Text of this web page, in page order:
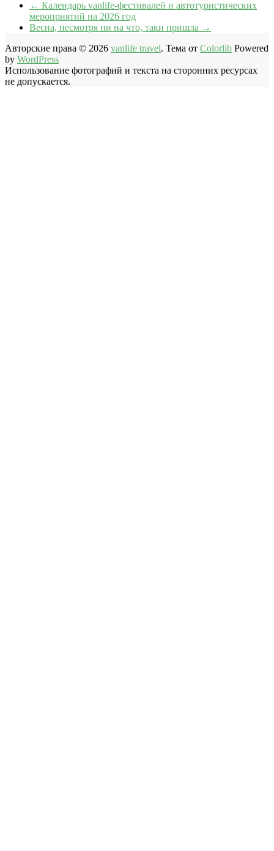
← Календарь vanlife-фестивалей и автотуристических
мероприятий на 2026 год
Весна, несмотря ни на что, таки пришла →
Авторские права © 2026 vanlife travel. Тема от Colorlib Powered
by WordPress
Использование фотографий и текста на сторонних ресурсах
не допускается.